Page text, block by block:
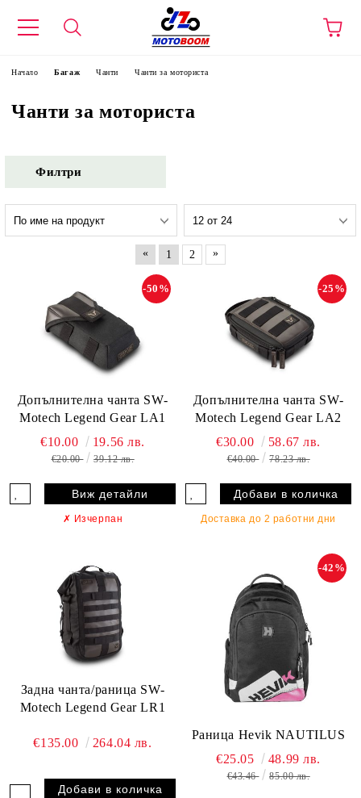
Начало Багаж Чанти Чанти за моториста
Чанти за моториста
Филтри
« 1 2 »
Допълнителна чанта SW-
Motech Legend Gear LA1
-50%
€10.00 19.56 лв.
€20.00 39.12 лв.
Виж детайли
✗ Изчерпан
Допълнителна чанта SW-
Motech Legend Gear LA2
-25%
€30.00 58.67 лв.
€40.00 78.23 лв.
Доставка до 2 работни дни
Задна чанта/раница SW-
Motech Legend Gear LR1
€135.00 264.04 лв.
Раница Hevik NAUTILUS
-42%
€25.05 48.99 лв.
€43.46 85.00 лв.